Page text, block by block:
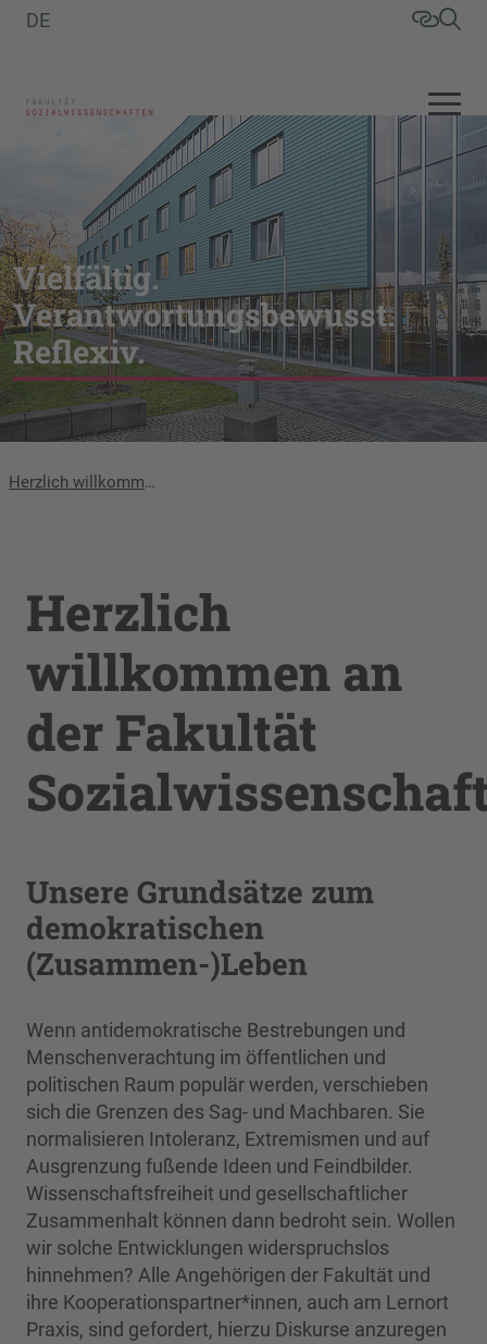
DE
Vielfältig.
Verantwortungsbewusst.
Reflexiv.
Herzlich willkommen an der Fakultät Sozialwissenschaften
Herzlich
willkommen an
der Fakultät
Unsere Grundsätze zum
demokratischen
(Zusammen-)Leben
Wenn antidemokratische Bestrebungen und
Menschenverachtung im öffentlichen und
politischen Raum populär werden, verschieben
sich die Grenzen des Sag- und Machbaren. Sie
normalisieren Intoleranz, Extremismen und auf
Ausgrenzung fußende Ideen und Feindbilder.
Wissenschaftsfreiheit und gesellschaftlicher
Zusammenhalt können dann bedroht sein. Wollen
wir solche Entwicklungen widerspruchslos
hinnehmen? Alle Angehörigen der Fakultät und
ihre Kooperationspartner*innen, auch am Lernort
Praxis, sind gefordert, hierzu Diskurse anzuregen